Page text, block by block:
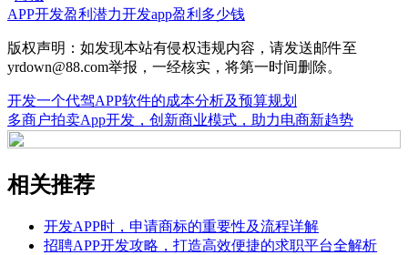
APP开发盈利潜力开发app盈利多少钱
版权声明：如发现本站有侵权违规内容，请发送邮件至
yrdown@88.com举报，一经核实，将第一时间删除。
开发一个代驾APP软件的成本分析及预算规划
多商户拍卖App开发，创新商业模式，助力电商新趋势
相关推荐
开发APP时，申请商标的重要性及流程详解
招聘APP开发攻略，打造高效便捷的求职平台全解析